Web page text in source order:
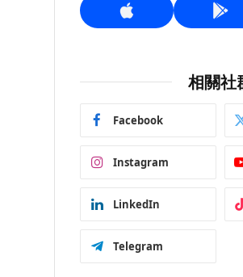
相關社
Facebook
Instagram
LinkedIn
Telegram